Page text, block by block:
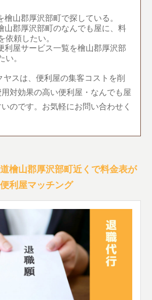
檜山郡厚沢部町で探している。
山郡厚沢部町のなんでも屋に、料
頼したい。
利屋サービス一覧を檜山郡厚沢部
。
ヤスは、便利屋の集客コストを削
対効果の高い便利屋・なんでも屋
のです。お気軽にお問い合わせく
檜山郡厚沢部町近くで料金表が
利屋マッチング